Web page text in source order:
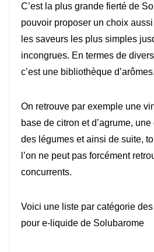
C’est la plus grande fierté de
pouvoir proposer un choix
les saveurs les plus simples
incongrues. En termes de
c’est une bibliothèque d’arômes.
On retrouve par exemple une
base de citron et d’agrume,
des légumes et ainsi de suite,
l’on ne peut pas forcément
concurrents.
Voici une liste par catégorie
pour e-liquide de Solubarome